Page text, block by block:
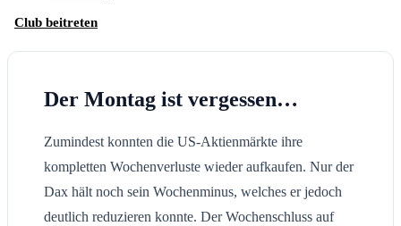
Club beitreten
Der Montag ist vergessen…
Zumindest konnten die US-Aktienmärkte ihre
kompletten Wochenverluste wieder aufkaufen. Nur der
Dax hält noch sein Wochenminus, welches er jedoch
deutlich reduzieren konnte. Der Wochenschluss auf